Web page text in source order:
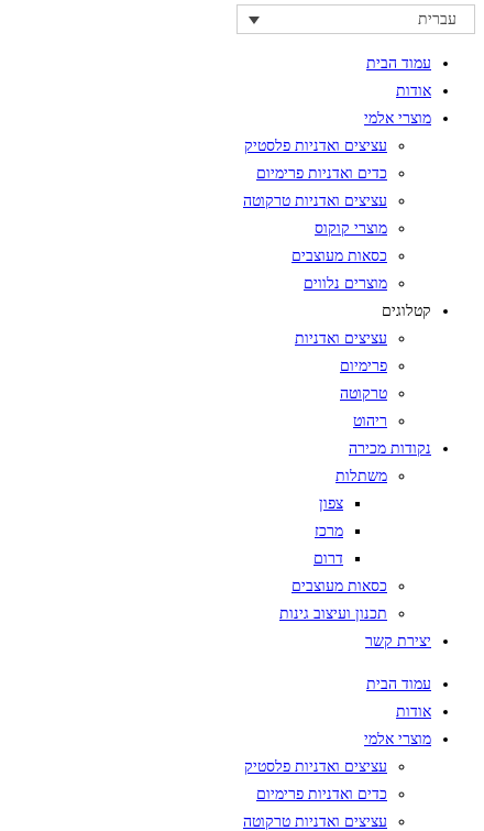
עברית
עמוד הבית
אודות
מוצרי אלמי
עציצים ואדניות פלסטיק
כדים ואדניות פרימיום
עציצים ואדניות טרקוטה
מוצרי קוקוס
כסאות מעוצבים
מוצרים נלווים
קטלוגים
עציצים ואדניות
פרימיום
טרקוטה
ריהוט
נקודות מכירה
משתלות
צפון
מרכז
דרום
כסאות מעוצבים
תכנון ועיצוב גינות
יצירת קשר
עמוד הבית
אודות
מוצרי אלמי
עציצים ואדניות פלסטיק
כדים ואדניות פרימיום
עציצים ואדניות טרקוטה